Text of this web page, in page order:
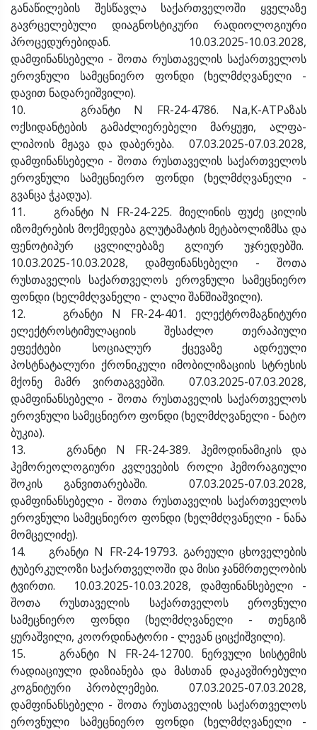
განაწილების შესწავლა საქართველოში ყველაზე
გავრცელებული დიაგნოსტიკური რადიოლოგიური
პროცედურებიდან. 10.03.2025-10.03.2028,
დამფინანსებელი - შოთა რუსთაველის საქართველოს
ეროვნული სამეცნიერო ფონდი (ხელმძღვანელი -
დავით ნადარეიშვილი).
10. გრანტი N FR-24-4786. Na,K-ATPაზას
ოქსიდანტების გამაძლიერებელი მარყუჟი, ალფა-
ლიპოის მჟავა და დაბერება. 07.03.2025-07.03.2028,
დამფინანსებელი - შოთა რუსთაველის საქართველოს
ეროვნული სამეცნიერო ფონდი (ხელმძღვანელი -
გვანცა ჭკადუა).
11. გრანტი N FR-24-225. მიელინის ფუძე ცილის
იზომერების მოქმედება გლუტამატის მეტაბოლიზმსა და
ფენოტიპურ ცვლილებაზე გლიურ უჯრედებში.
10.03.2025-10.03.2028, დამფინანსებელი - შოთა
რუსთაველის საქართველოს ეროვნული სამეცნიერო
ფონდი (ხელმძღვანელი - ლალი შანშიაშვილი).
12. გრანტი N FR-24-401. ელექტრომაგნიტური
ელექტროსტიმულაციის შესაძლო თერაპიული
ეფექტები სოციალურ ქცევაზე ადრეული
პოსტნატალური ქრონიკული იმობილიზაციის სტრესის
მქონე მამრ ვირთაგვებში. 07.03.2025-07.03.2028,
დამფინანსებელი - შოთა რუსთაველის საქართველოს
ეროვნული სამეცნიერო ფონდი (ხელმძღვანელი - ნატო
ბუკია).
13. გრანტი N FR-24-389. ჰემოდინამიკის და
ჰემორეოლოგიური კვლევების როლი ჰემორაგიული
შოკის განვითარებაში. 07.03.2025-07.03.2028,
დამფინანსებელი - შოთა რუსთაველის საქართველოს
ეროვნული სამეცნიერო ფონდი (ხელმძღვანელი - ნანა
მომცელიძე).
14. გრანტი N FR-24-19793. გარეული ცხოველების
ტუბერკულოზი საქართველოში და მისი ჯანმრთელობის
ტვირთი. 10.03.2025-10.03.2028, დამფინანსებელი -
შოთა რუსთაველის საქართველოს ეროვნული
სამეცნიერო ფონდი (ხელმძღვანელი - თენგიზ
ყურაშვილი, კოორდინატორი - ლევან ციცქიშვილი).
15. გრანტი N FR-24-12700. ნერვული სისტემის
რადიაციული დაზიანება და მასთან დაკავშირებული
კოგნიტური პრობლემები. 07.03.2025-07.03.2028,
დამფინანსებელი - შოთა რუსთაველის საქართველოს
ეროვნული სამეცნიერო ფონდი (ხელმძღვანელი -